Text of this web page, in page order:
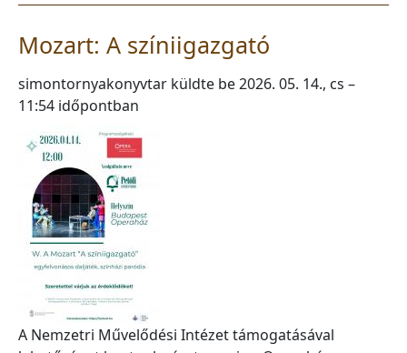
Mozart: A színiigazgató
simontornyakonyvtar küldte be2026. 05. 14., cs –
11:54 időpontban
A Nemzetri Művelődési Intézet támogatásával